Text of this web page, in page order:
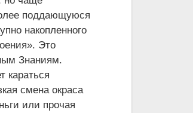
поддающуюся
накопленного
Это
Знаниям.
караться
смена окраса
или прочая